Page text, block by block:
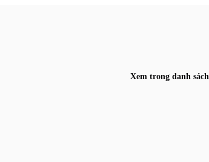
Xem trong danh sách